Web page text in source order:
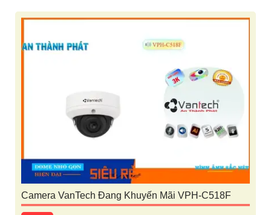
Camera VanTech Đang Khuyến Mãi VPH-C518F